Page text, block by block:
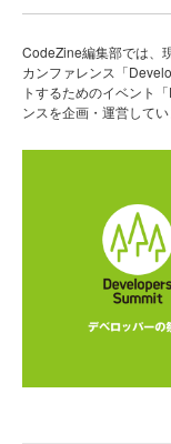
CodeZine編集部では、
カンファレンス「
トするためのイベント
ンスを企画・運営してい